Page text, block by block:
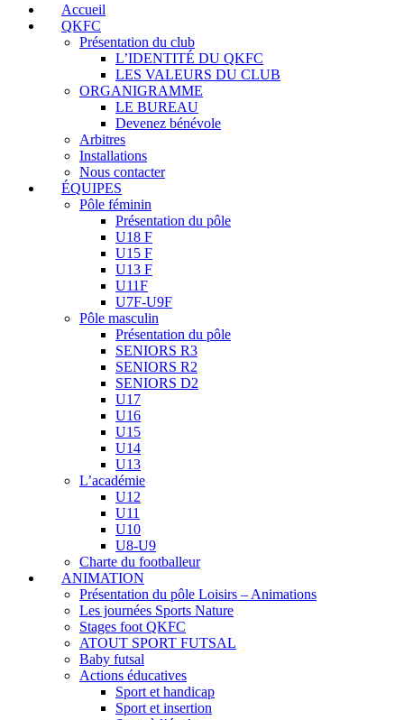
Accueil
QKFC
Présentation du club
L’IDENTITÉ DU QKFC
LES VALEURS DU CLUB
ORGANIGRAMME
LE BUREAU
Devenez bénévole
Arbitres
Installations
Nous contacter
ÉQUIPES
Pôle féminin
Présentation du pôle
U18 F
U15 F
U13 F
U11F
U7F-U9F
Pôle masculin
Présentation du pôle
SENIORS R3
SENIORS R2
SENIORS D2
U17
U16
U15
U14
U13
L’académie
U12
U11
U10
U8-U9
Charte du footballeur
ANIMATION
Présentation du pôle Loisirs – Animations
Les journées Sports Nature
Stages foot QKFC
ATOUT SPORT FUTSAL
Baby futsal
Actions éducatives
Sport et handicap
Sport et insertion